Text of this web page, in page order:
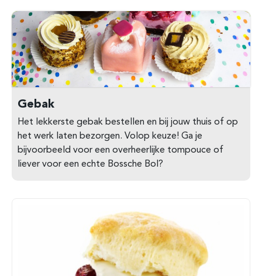
Gebak
Het lekkerste gebak bestellen en bij jouw thuis of op
het werk laten bezorgen. Volop keuze! Ga je
bijvoorbeeld voor een overheerlijke tompouce of
liever voor een echte Bossche Bol?